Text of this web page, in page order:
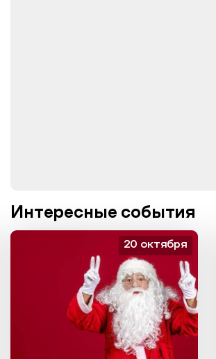
Интересные события
20 октября